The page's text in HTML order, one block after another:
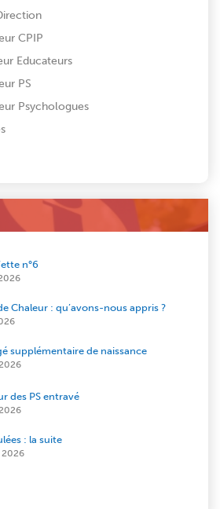
CPIP
Educateurs
PS
Psychologues
n°6
Chaleur : qu’avons-nous appris ?
supplémentaire de naissance
des PS entravé
: la suite
2026